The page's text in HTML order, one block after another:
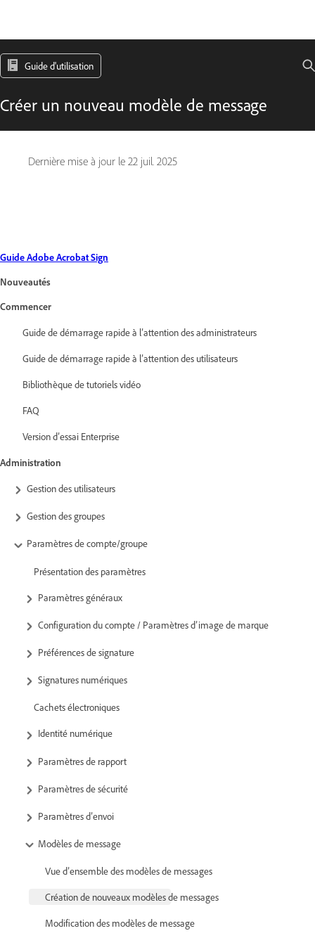
Guide d'utilisation
Créer un nouveau modèle de message
Dernière mise à jour le 22 juil. 2025
Guide Adobe Acrobat Sign
Nouveautés
Commencer
Guide de démarrage rapide à l’attention des administrateurs
Guide de démarrage rapide à l’attention des utilisateurs
Bibliothèque de tutoriels vidéo
FAQ
Version d’essai Enterprise
Administration
Gestion des utilisateurs
Gestion des groupes
Paramètres de compte/groupe
Présentation des paramètres
Paramètres généraux
Configuration du compte / Paramètres d’image de marque
Préférences de signature
Signatures numériques
Cachets électroniques
Identité numérique
Paramètres de rapport
Paramètres de sécurité
Paramètres d’envoi
Modèles de message
Vue d’ensemble des modèles de messages
Création de nouveaux modèles de messages
Modification des modèles de message